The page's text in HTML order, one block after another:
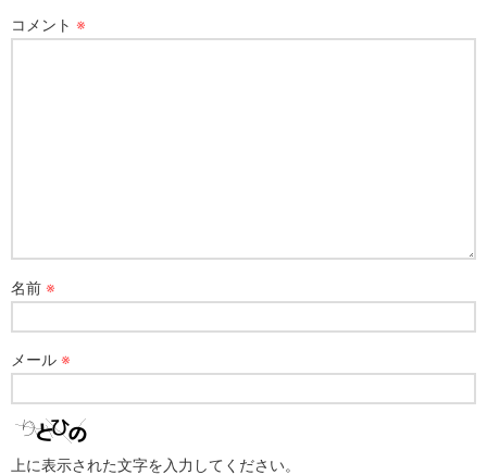
コメント ※
名前 ※
メール ※
上に表示された文字を入力してください。